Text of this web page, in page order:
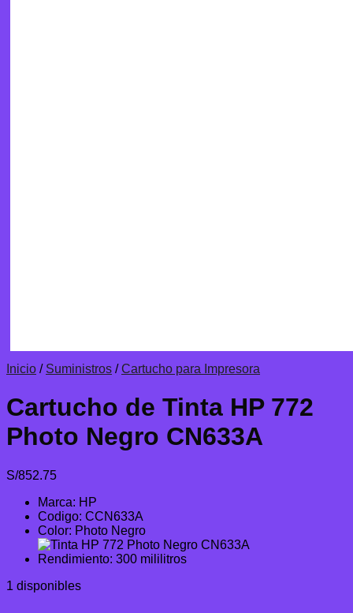
Inicio / Suministros / Cartucho para Impresora
Cartucho de Tinta HP 772
Photo Negro CN633A
S/852.75
Marca: HP
Codigo: CCN633A
Color: Photo Negro
Rendimiento: 300 mililitros
1 disponibles